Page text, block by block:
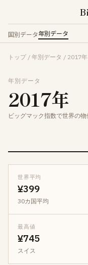
国別データ年別データ
トップ / 年別データ / 2017年
年別データ
2017年
ビッグマック指数で世界の
世界平均
¥399
30カ国平均
最高値
¥745
スイス